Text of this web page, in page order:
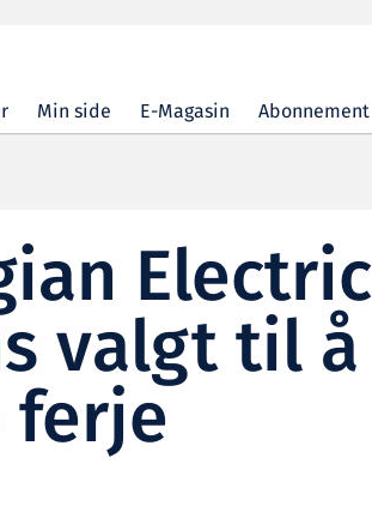
Min side E-Magasin Abonnement
Electric
valgt til å